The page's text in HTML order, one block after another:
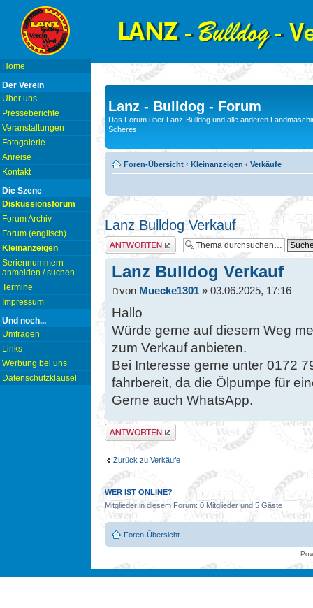
Home
Der Verein
Über uns
Presseberichte
Veranstaltungen
Fotogalerie
Anreise
Kontakt
Die Szene
Diskussionsforum
Forum Archiv
Forum (englisch)
Kleinanzeigen
Seriennummern
anmelden / suchen
Termine
Impressum
Und noch...
Umfragen
Links
Werbung bei uns
Datenschutzklausel
Lanz - Bulldog - Forum
Das Forum über Lanz-Bulldog und alle anderen
Scheres
Foren-Übersicht ‹ Kleinanzeigen ‹ Verkäufe
Lanz Bulldog Verkauf
Antwort erstellen
Lanz Bulldog Verkauf
von Muecke1301 » 03.06.2025, 17:16
Hallo
Würde gerne auf diesem Weg
zum Verkauf anbieten.
Bei Interesse gerne unter 0172
fahrbereit, da die Ölpumpe für
Gerne auch WhatsApp.
Antwort erstellen
Zurück zu Verkäufe
WER IST ONLINE?
Mitglieder in diesem Forum: 0 Mitglieder und 5 Gäste
Foren-Übersicht